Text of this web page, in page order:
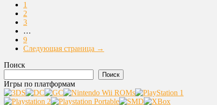
1
2
3
…
9
Следующая страница →
Поиск
Поиск
Игры по платформам